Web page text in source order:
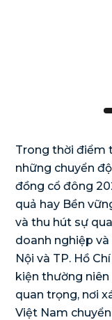
Trong thời điểm
những chuyển
đồng cổ đông
quả hay Bền
và thu hút sự
doanh nghiệp
Nội và TP. Hồ
kiện thường
quan trọng, nơi
Việt Nam